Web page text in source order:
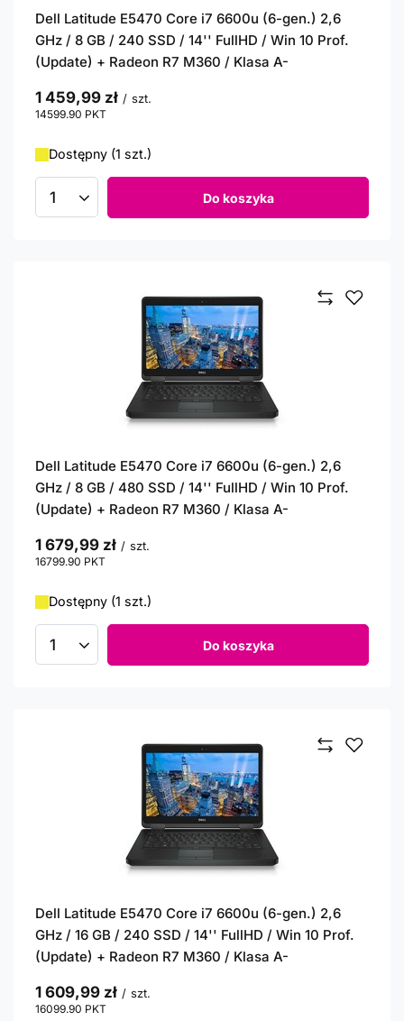
Dell Latitude E5470 Core i7 6600u (6-gen.) 2,6
GHz / 8 GB / 240 SSD / 14'' FullHD / Win 10 Prof.
(Update) + Radeon R7 M360 / Klasa A-
1 459,99 zł / szt.
14599.90 PKT
Dostępny (1 szt.)
Ilość produktów Do koszyka
Dell Latitude E5470 Core i7 6600u (6-gen.) 2,6
GHz / 8 GB / 480 SSD / 14'' FullHD / Win 10 Prof.
(Update) + Radeon R7 M360 / Klasa A-
1 679,99 zł / szt.
16799.90 PKT
Dostępny (1 szt.)
Ilość produktów Do koszyka
Dell Latitude E5470 Core i7 6600u (6-gen.) 2,6
GHz / 16 GB / 240 SSD / 14'' FullHD / Win 10 Prof.
(Update) + Radeon R7 M360 / Klasa A-
1 609,99 zł / szt.
16099.90 PKT